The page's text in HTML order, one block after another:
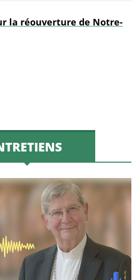
la réouverture de Notre-